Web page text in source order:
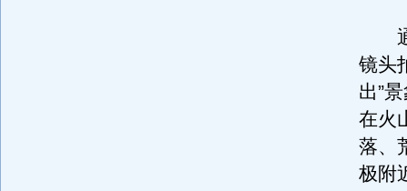
通
镜头
出”
在火
落、
极附